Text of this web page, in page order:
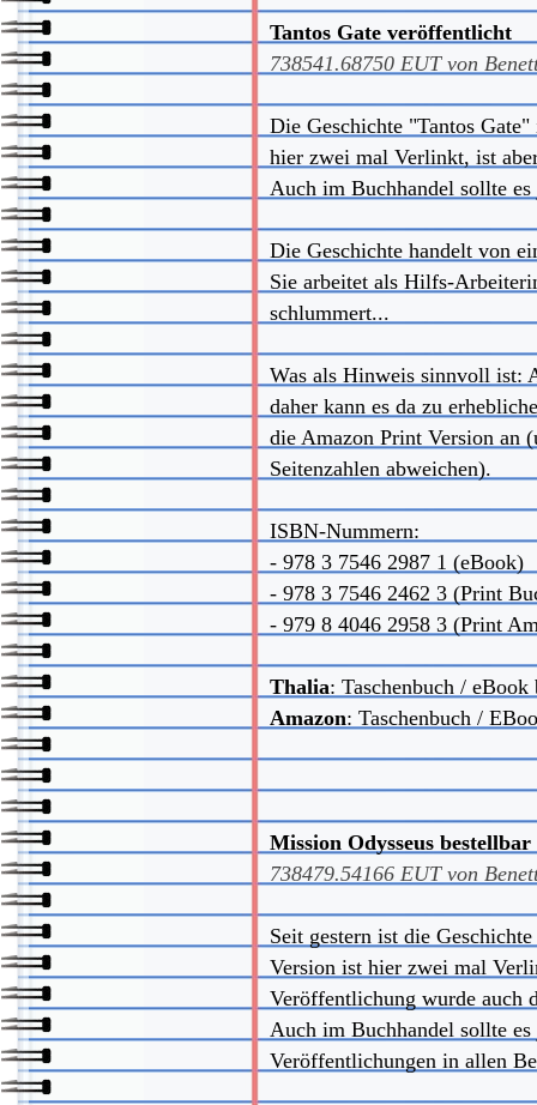
Tantos Gate veröffentlicht
738541.68750 EUT von
Die Geschichte "Tantos
hier zwei mal Verlinkt, ist
Auch im Buchhandel sollte
Die Geschichte handelt von
Sie arbeitet als Hilfs-
schlummert...
Was als Hinweis sinnvoll ist:
daher kann es da zu
die Amazon Print Version an
Seitenzahlen abweichen).
ISBN-Nummern:
- 978 3 7546 2987 1 (eBook)
- 978 3 7546 2462 3 (Print
- 979 8 4046 2958 3 (Print
Thalia: Taschenbuch /
Amazon: Taschenbuch /
Mission Odysseus bestellbar
738479.54166 EUT von
Seit gestern ist die
Version ist hier zwei mal
Veröffentlichung wurde auch
Auch im Buchhandel sollte
Veröffentlichungen in allen